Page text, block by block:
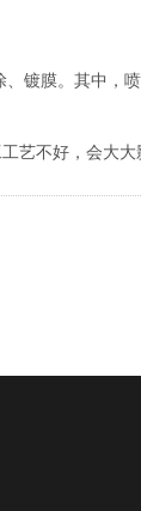
镀膜。其中，
艺不好，会大